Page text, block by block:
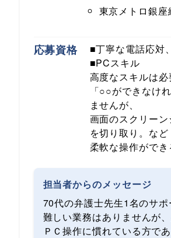
東京メトロ銀座
応募資格
■丁寧な電話応対
■PCスキル
高度なスキルは必
「○○ができなけ
ませんが、
画面のスクリー
を切り取り。など
柔軟な操作ができ
担当者からのメッセージ
70代の弁護士先生1名のサポ
難しい業務はありませんが
ＰＣ操作に慣れている方で